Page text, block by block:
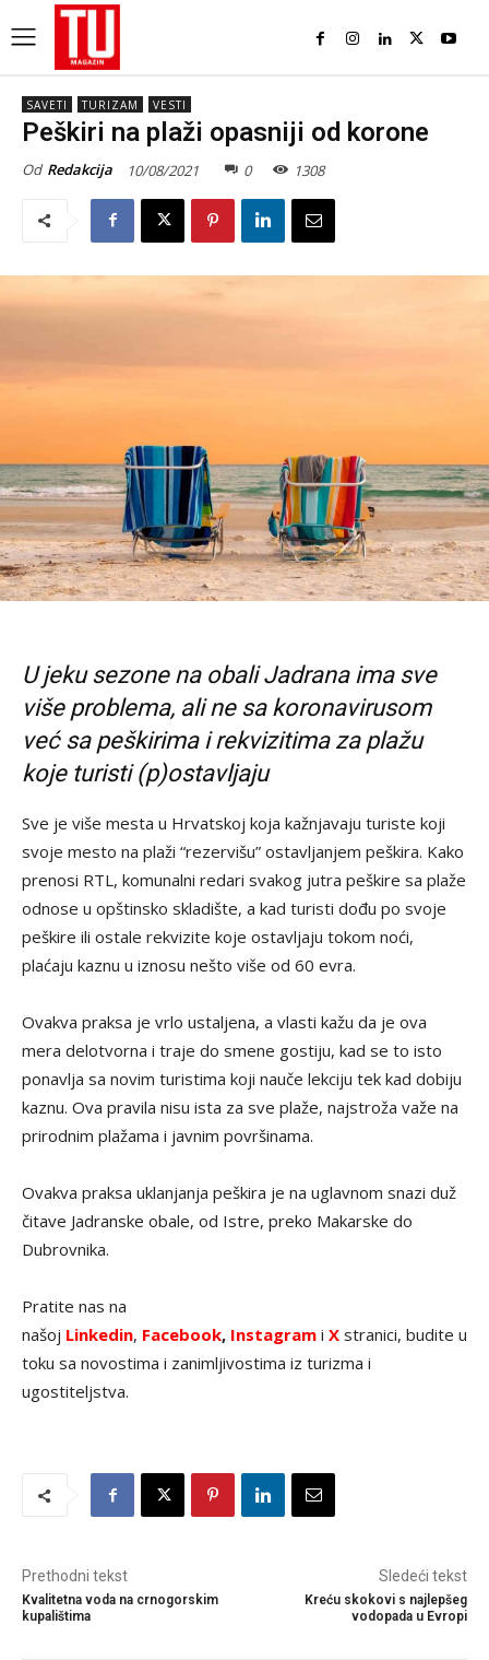
SAVETI TURIZAM VESTI
Peškiri na plaži opasniji od korone
Od Redakcija 10/08/2021 0 1308
U jeku sezone na obali Jadrana ima sve
više problema, ali ne sa koronavirusom
već sa peškirima i rekvizitima za plažu
koje turisti (p)ostavljaju
Sve je više mesta u Hrvatskoj koja kažnjavaju turiste koji
svoje mesto na plaži “rezervišu” ostavljanjem peškira. Kako
prenosi RTL, komunalni redari svakog jutra peškire sa plaže
odnose u opštinsko skladište, a kad turisti dođu po svoje
peškire ili ostale rekvizite koje ostavljaju tokom noći,
plaćaju kaznu u iznosu nešto više od 60 evra.
Ovakva praksa je vrlo ustaljena, a vlasti kažu da je ova
mera delotvorna i traje do smene gostiju, kad se to isto
ponavlja sa novim turistima koji nauče lekciju tek kad dobiju
kaznu. Ova pravila nisu ista za sve plaže, najstroža važe na
prirodnim plažama i javnim površinama.
Ovakva praksa uklanjanja peškira je na uglavnom snazi duž
čitave Jadranske obale, od Istre, preko Makarske do
Dubrovnika.
Pratite nas na
našoj Linkedin, Facebook, Instagram i X stranici, budite u
toku sa novostima i zanimljivostima iz turizma i
ugostiteljstva.
Prethodni tekst
Kvalitetna voda na crnogorskim
kupalištima
Sledeći tekst
Kreću skokovi s najlepšeg
vodopada u Evropi